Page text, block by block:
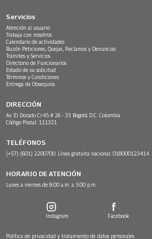
Servicios
Atención al usuario
Trabaja con nosotros
Calendario de actividades
Buzón Peticiones, Quejas, Reclamos y Denuncias
Trámites y Servicios
Directorio de Funcionarios
Estado de su solicitud
Términos y Condiciones
Entrega de Obsequios
DIRECCIÓN
Av. El Dorado Cr.45 # 26 - 33 Bogotá D.C. Colombia.
Código Postal: 111321
TELÉFONOS
(+57) (601) 2200700. Línea gratuita nacional: 018000123414
HORARIO DE ATENCIÓN
Lunes a viernes de 8:00 a.m. a 5:00 p.m.
Instagram Facebook
Política de privacidad y tratamiento de datos personales